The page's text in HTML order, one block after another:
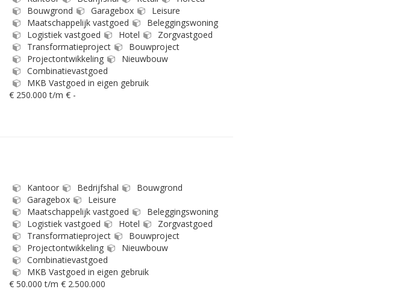
Bouwgrond
Garagebox
Leisure
Maatschappelijk vastgoed
Beleggingswoning
Logistiek vastgoed
Hotel
Zorgvastgoed
Transformatieproject
Bouwproject
Projectontwikkeling
Nieuwbouw
Combinatievastgoed
MKB Vastgoed in eigen gebruik
€ 250.000 t/m € -
Kantoor Bedrijfshal
Bouwgrond
Garagebox
Leisure
Maatschappelijk vastgoed
Beleggingswoning
Logistiek vastgoed
Hotel
Zorgvastgoed
Transformatieproject
Bouwproject
Projectontwikkeling
Nieuwbouw
Combinatievastgoed
MKB Vastgoed in eigen gebruik
€ 50.000 t/m € 2.500.000